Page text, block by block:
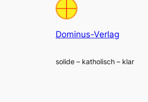
Dominus-Verlag
solide – katholisch – klar